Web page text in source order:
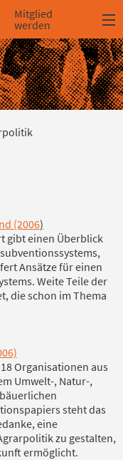
Mitglied
werden
(2006)
gibt einen Überblick
Ansätze für einen
Weite Teile der
die schon im Thema
Organisationen aus
Umwelt-, Natur-,
steht das
eine
zu gestalten,
ermöglicht.